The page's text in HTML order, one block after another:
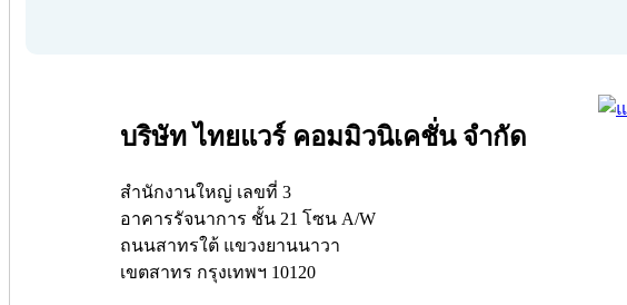
บริษัท ไทยแวร์ คอมมิวนิเคชั่น จำกัด
สำนักงานใหญ่ เลขที่ 3
อาคารรัจนาการ ชั้น 21 โซน A/W
ถนนสาทรใต้ แขวงยานนาวา
เขตสาทร กรุงเทพฯ 10120